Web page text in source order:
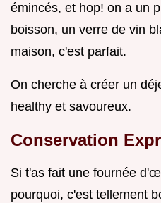
émincés, et hop! on a un
boisson, un verre de vin
maison, c'est parfait.
On cherche à créer un
healthy et savoureux.
Conservation
Si t'as fait une fournée
pourquoi, c'est tellement